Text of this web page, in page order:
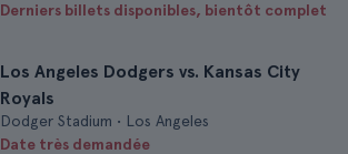
Derniers billets disponibles, bientôt complet
Los Angeles Dodgers vs. Kansas City
Royals
Dodger Stadium • Los Angeles
Date très demandée